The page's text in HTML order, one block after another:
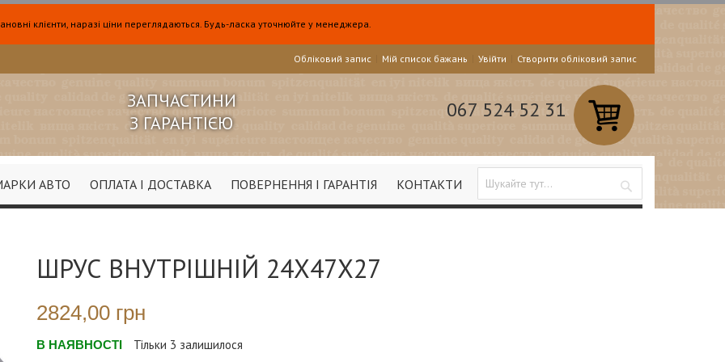
клієнти, наразі ціни переглядаються. Будь-ласка уточнюйте у менеджера.
Обліковий запис Мій список бажань Увійти Створити обліковий запис
ЗАПЧАСТИНИ
З ГАРАНТІЄЮ
067 524 52 31
КОНТАКТИ
ПОВЕРНЕННЯ І ГАРАНТІЯ
ОПЛАТА І ДОСТАВКА
АВТО
ШРУС ВНУТРІШНІЙ 24X47X27
2824,00 грн
В НАЯВНОСТІ Тільки 3 залишилося